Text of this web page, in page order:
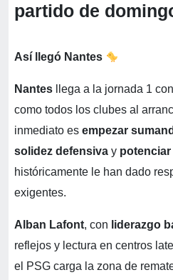
partido de
Así llegó Nantes
Nantes llega a la jornada 1
como todos los clubes al
inmediato es empezar
solidez defensiva y
históricamente le han dado
exigentes.
Alban Lafont, con liderazgo
reflejos y lectura en centros
el PSG carga la zona de